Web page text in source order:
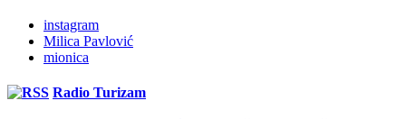
instagram
Milica Pavlović
mionica
Radio Turizam